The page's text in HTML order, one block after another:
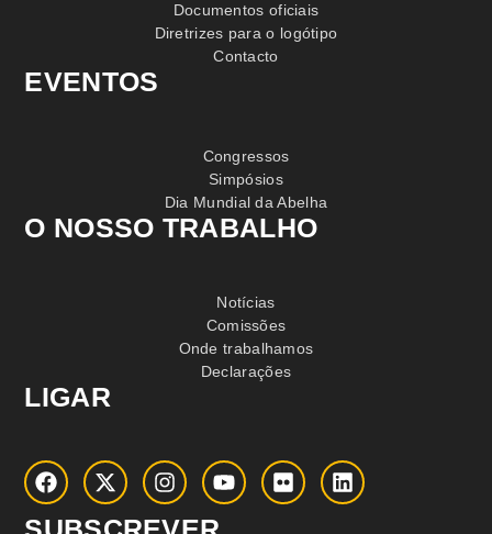
Documentos oficiais
Diretrizes para o logótipo
Contacto
EVENTOS
Congressos
Simpósios
Dia Mundial da Abelha
O NOSSO TRABALHO
Notícias
Comissões
Onde trabalhamos
Declarações
LIGAR